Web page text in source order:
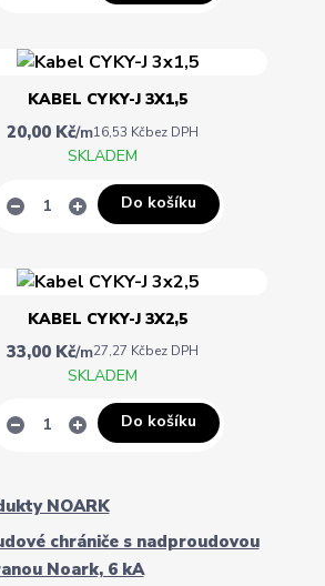
NOARK
chrániče s nadproudovou
Noark, 6 kA
KABEL CYKY-J 3X1,5
20,00 Kč/m16,53 Kčbez DPH
SKLADEM
Do košíku
KABEL CYKY-J 3X2,5
33,00 Kč/m27,27 Kčbez DPH
SKLADEM
Do košíku